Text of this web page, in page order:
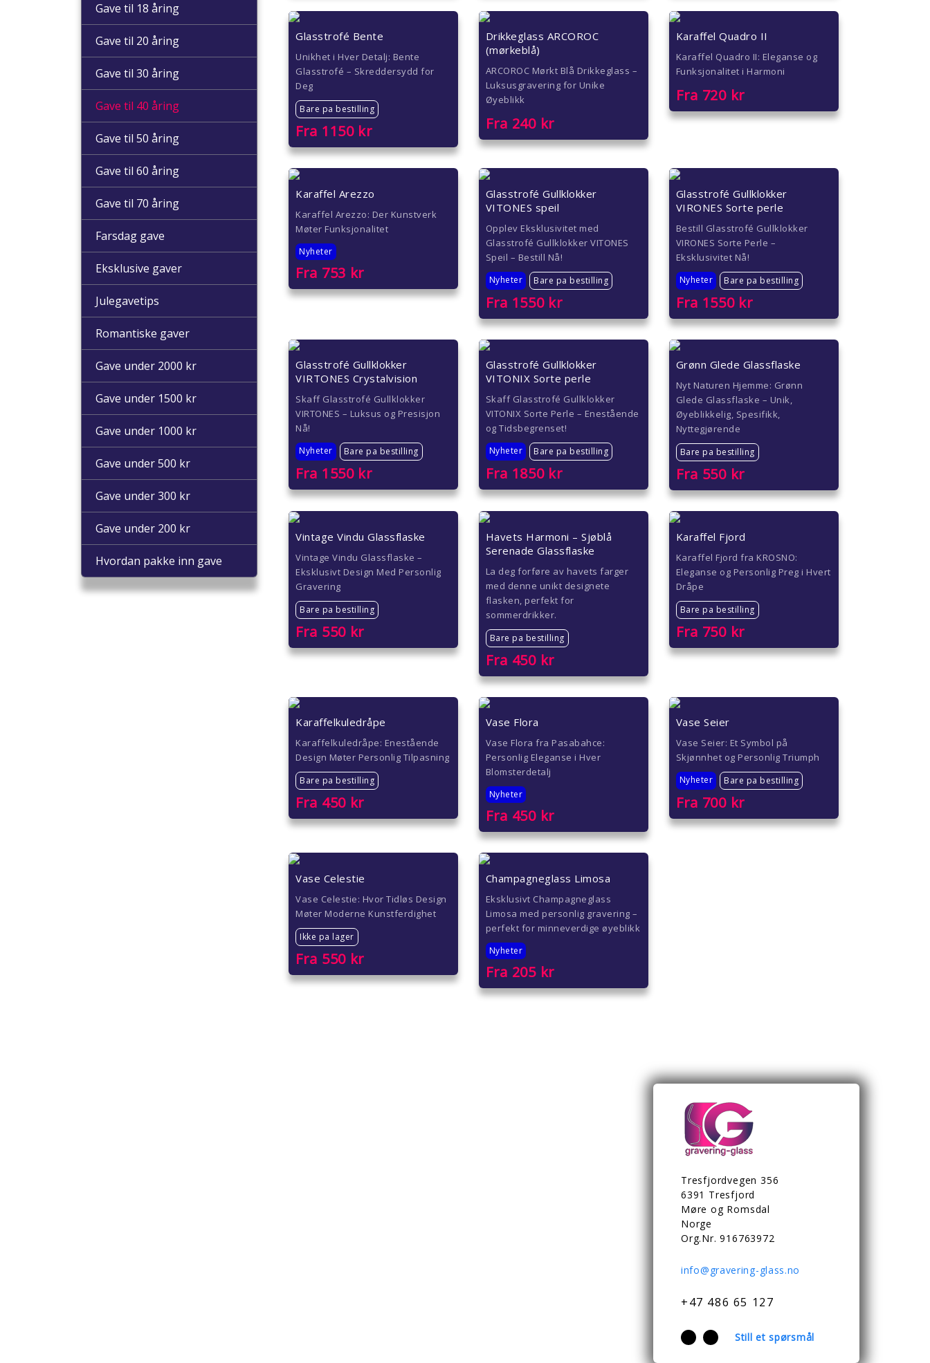
Gave til 18 åring
Gave til 20 åring
Gave til 30 åring
Gave til 40 åring
Gave til 50 åring
Gave til 60 åring
Gave til 70 åring
Farsdag gave
Eksklusive gaver
Julegavetips
Romantiske gaver
Gave under 2000 kr
Gave under 1500 kr
Gave under 1000 kr
Gave under 500 kr
Gave under 300 kr
Gave under 200 kr
Hvordan pakke inn gave
Glasstrofé Bente
Unikhet i Hver Detalj: Bente
Glasstrofé – Skreddersydd for
Deg
Bare pa bestilling
Fra 1150kr
Drikkeglass ARCOROC
(mørkeblå)
ARCOROC Mørkt Blå Drikkeglass –
Luksusgravering for Unike
Øyeblikk
Fra 240kr
Karaffel Quadro II
Karaffel Quadro II: Eleganse og
Funksjonalitet i Harmoni
Fra 720kr
Karaffel Arezzo
Karaffel Arezzo: Der Kunstverk
Møter Funksjonalitet
Nyheter
Fra 753 kr
Glasstrofé Gullklokker
VITONES speil
Opplev Eksklusivitet med
Glasstrofé Gullklokker VITONES
Speil – Bestill Nå!
Nyheter Bare pa bestilling
Fra 1550kr
Glasstrofé Gullklokker
VIRONES Sorte perle
Bestill Glasstrofé Gullklokker
VIRONES Sorte Perle –
Eksklusivitet Nå!
Nyheter Bare pa bestilling
Fra 1550kr
Glasstrofé Gullklokker
VIRTONES Crystalvision
Skaff Glasstrofé Gullklokker
VIRTONES – Luksus og Presisjon
Nå!
Nyheter Bare pa bestilling
Fra 1550kr
Glasstrofé Gullklokker
VITONIX Sorte perle
Skaff Glasstrofé Gullklokker
VITONIX Sorte Perle – Enestående
og Tidsbegrenset!
Nyheter Bare pa bestilling
Fra 1850kr
Grønn Glede Glassflaske
Nyt Naturen Hjemme: Grønn
Glede Glassflaske – Unik,
Øyeblikkelig, Spesifikk,
Nyttegjørende
Bare pa bestilling
Fra 550kr
Vintage Vindu Glassflaske
Vintage Vindu Glassflaske –
Eksklusivt Design Med Personlig
Gravering
Bare pa bestilling
Fra 550kr
Havets Harmoni – Sjøblå
Serenade Glassflaske
La deg forføre av havets farger
med denne unikt designete
flasken, perfekt for
sommerdrikker.
Bare pa bestilling
Fra 450kr
Karaffel Fjord
Karaffel Fjord fra KROSNO:
Eleganse og Personlig Preg i Hvert
Dråpe
Bare pa bestilling
Fra 750kr
Karaffelkuledråpe
Karaffelkuledråpe: Enestående
Design Møter Personlig Tilpasning
Bare pa bestilling
Fra 450kr
Vase Flora
Vase Flora fra Pasabahce:
Personlig Eleganse i Hver
Blomsterdetalj
Nyheter
Fra 450kr
Vase Seier
Vase Seier: Et Symbol på
Skjønnhet og Personlig Triumph
Nyheter Bare pa bestilling
Fra 700kr
Vase Celestie
Vase Celestie: Hvor Tidløs Design
Møter Moderne Kunstferdighet
Ikke pa lager
Fra 550kr
Champagneglass Limosa
Eksklusivt Champagneglass
Limosa med personlig gravering –
perfekt for minneverdige øyeblikk
Nyheter
Fra 205kr
Tresfjordvegen 356
6391 Tresfjord
Møre og Romsdal
Norge
Org.Nr. 916763972
info@gravering-glass.no
+47 486 65 127
Still et spørsmål